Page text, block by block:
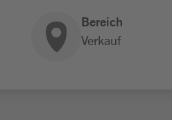
Bereich
Verkauf